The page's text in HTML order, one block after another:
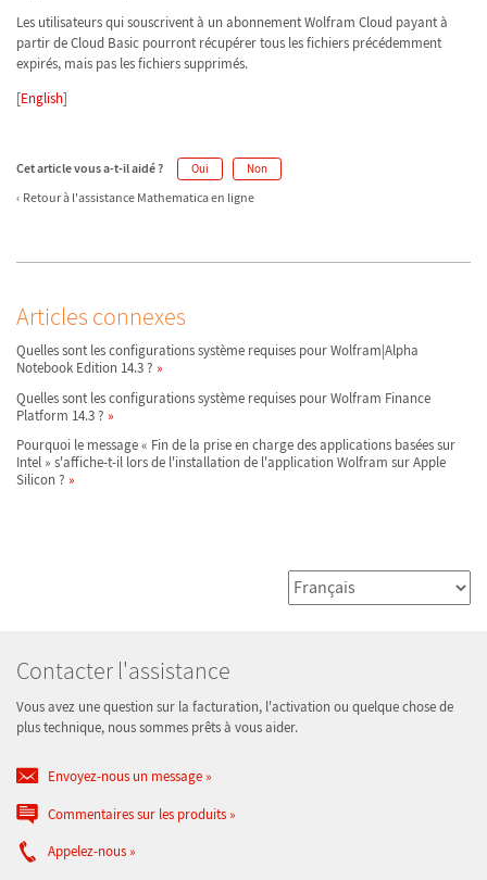
Les utilisateurs qui souscrivent à un abonnement Wolfram Cloud payant à
partir de Cloud Basic pourront récupérer tous les fichiers précédemment
expirés, mais pas les fichiers supprimés.
[English]
Cet article vous a-t-il aidé ? Oui Non
Retour à l'assistance Mathematica en ligne
Articles connexes
Quelles sont les configurations système requises pour Wolfram|Alpha
Notebook Edition 14.3 ?
Quelles sont les configurations système requises pour Wolfram Finance
Platform 14.3 ?
Pourquoi le message « Fin de la prise en charge des applications basées sur
Intel » s'affiche-t-il lors de l'installation de l'application Wolfram sur Apple
Silicon ?
Contacter l'assistance
Vous avez une question sur la facturation, l'activation ou quelque chose de
plus technique, nous sommes prêts à vous aider.
Envoyez-nous un message
Commentaires sur les produits
Appelez-nous